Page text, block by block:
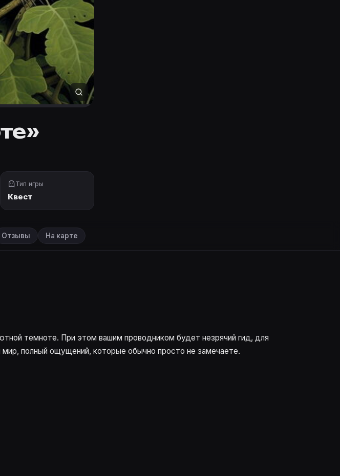
Тип игры
Квест
Отзывы На карте
темноте. При этом вашим проводником будет незрячий гид, для
полный ощущений, которые обычно просто не замечаете.